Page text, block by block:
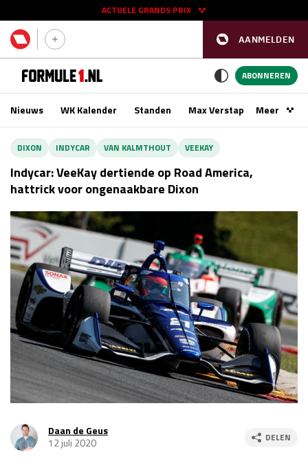
AANMELDEN
ACTUELE GRANDS PRIX
11 - 13 sep
Race
zo 15:00 - 17:00
GP AZERBEIDZJAN 2026
Kwalificatie
vr 14:00 - 15:00
Race
za 13:00 - 15:00
Kwalificatie
za 15:00 - 16:00
Race
zo 14:00 - 16:00
GP VERENIGDE STATEN 2026 23 - 25 okt
Kwalificatie
za 23:00 - 00:00
GP SÃO PAULO 2026
ABONNEREN
Nieuws WK Kalender Standen Max VerstappenMeer
DIXON INDYCAR VAN KALMTHOUT VEEKAY
Indycar: VeeKay dertiende op Road America,
hattrick voor ongenaakbare Dixon
Daan de Geus
12 juli 2020
DELEN